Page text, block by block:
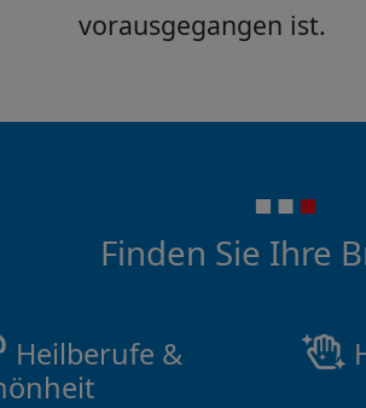
vorausgegangen ist.
Finden Sie Ihre
Heilberufe &